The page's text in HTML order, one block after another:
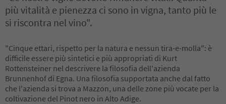
più vitalità e pienezza ci sono in vigna, tanto più le
si riscontra nel vino".
"Cinque ettari, rispetto per la natura e nessun tira-e-molla": è
difficile essere più sintetici e più appropriati di Kurt
Rottensteiner nel descrivere la filosofia dell'azienda
Brunnenhof di Egna. Una filosofia supportata anche dal fatto
che l'azienda si trova a Mazzon, una delle zone più vocate per la
coltivazione del Pinot nero in Alto Adige.